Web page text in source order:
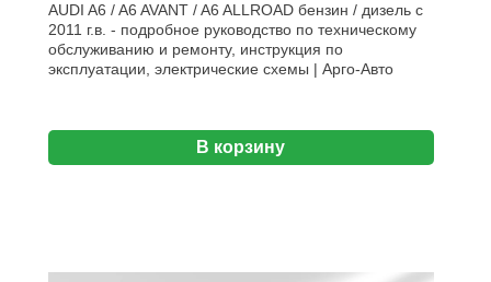
AUDI A6 / A6 AVANT / A6 ALLROAD бензин / дизель с
2011 г.в. - подробное руководство по техническому
обслуживанию и ремонту, инструкция по
эксплуатации, электрические схемы | Арго-Авто
В корзину